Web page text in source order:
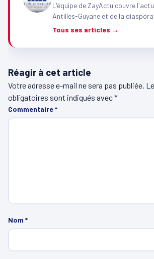
L'équipe de ZayActu couvre
Antilles-Guyane et de la
Tous ses articles →
Réagir à cet article
Votre adresse e-mail ne sera pas publiée.
obligatoires sont indiqués avec*
Commentaire*
Nom *